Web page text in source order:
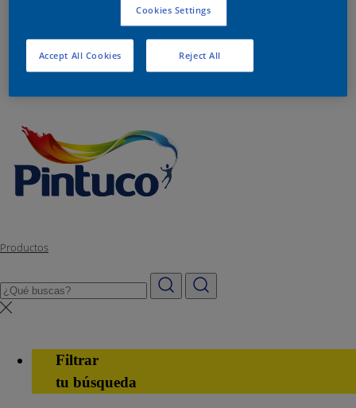
Nuestra historia
Tiendas Pintuco
Contacto
Productos
Filtrar
tu búsqueda
Cookies Settings
Reject All
Accept All Cookies